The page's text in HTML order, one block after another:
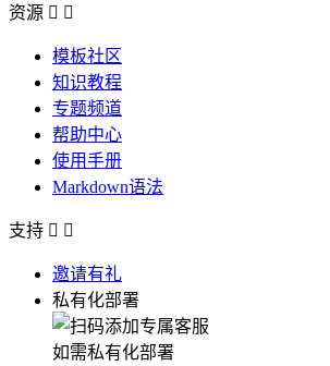
资源  
模板社区
知识教程
专题频道
帮助中心
使用手册
Markdown语法
支持  
邀请有礼
私有化部署
如需私有化部署